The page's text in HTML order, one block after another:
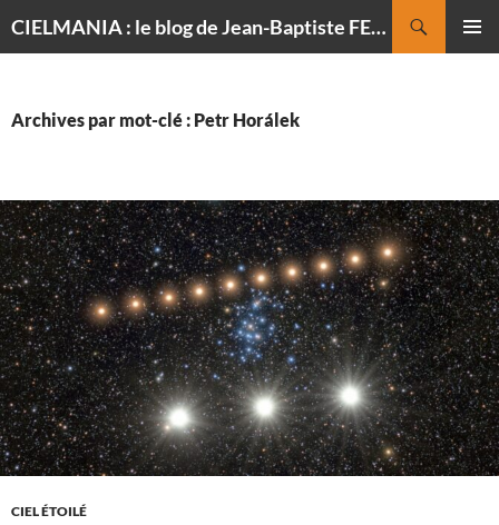
CIELMANIA : le blog de Jean-Baptiste FELDMANN, photographe du ciel
Archives par mot-clé : Petr Horálek
CIEL ÉTOILÉ